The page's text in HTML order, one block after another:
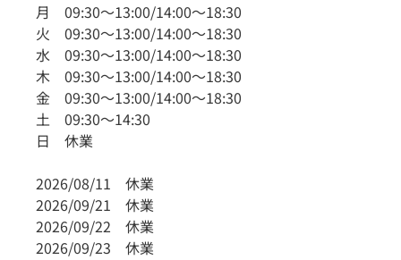
月 09:30～13:00/14:00～18:30
火 09:30～13:00/14:00～18:30
水 09:30～13:00/14:00～18:30
木 09:30～13:00/14:00～18:30
金 09:30～13:00/14:00～18:30
土 09:30～14:30
日 休業
2026/08/11 休業
2026/09/21 休業
2026/09/22 休業
2026/09/23 休業